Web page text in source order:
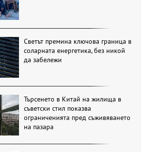
Светът премина ключова граница в
соларната енергетика, без никой
да забележи
Търсенето в Китай на жилища в
съветски стил показва
ограниченията пред съживяването
на пазара